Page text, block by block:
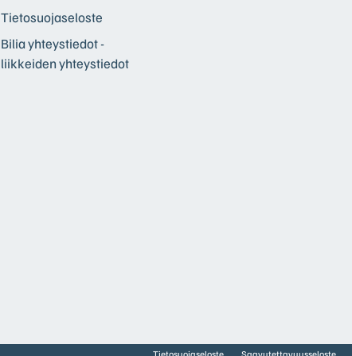
Tietosuojaseloste
Bilia yhteystiedot -
liikkeiden yhteystiedot
Tietosuojaseloste Saavutettavuusseloste